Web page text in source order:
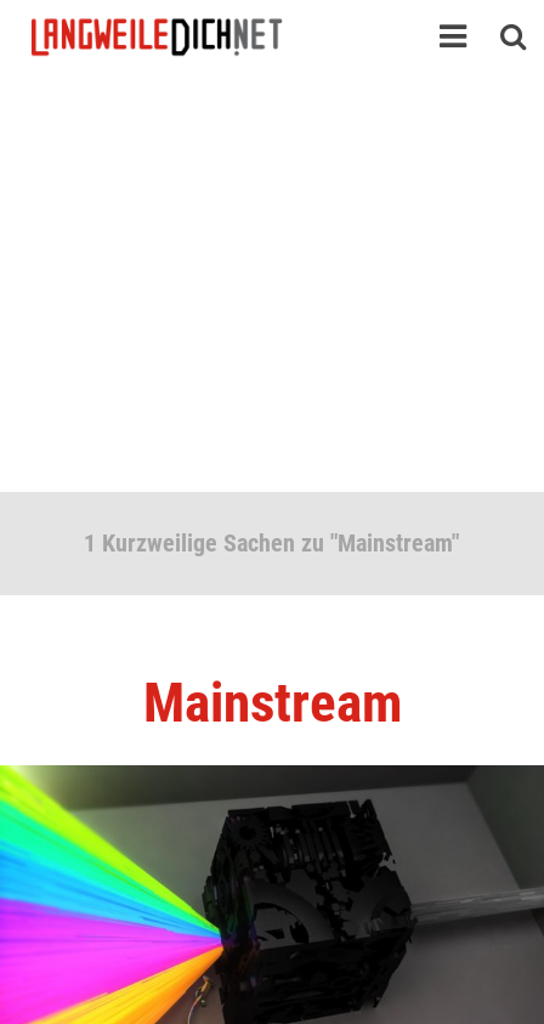
1 Kurzweilige Sachen zu "Mainstream"
Mainstream